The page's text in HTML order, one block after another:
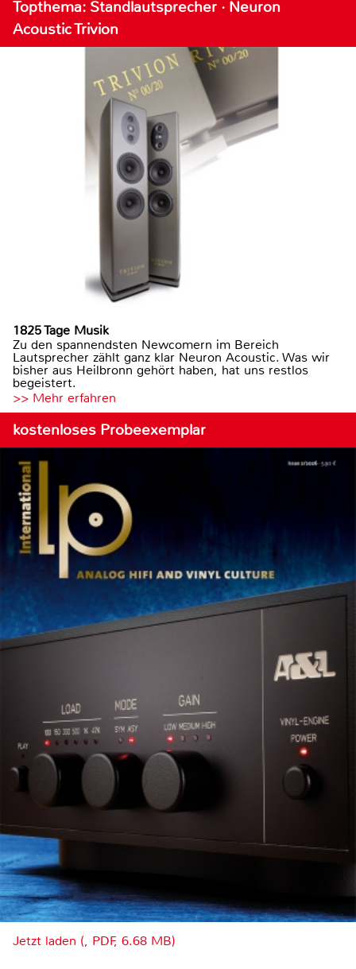
Topthema: Standlautsprecher · Neuron
Acoustic Trivion
1825 Tage Musik
Zu den spannendsten Newcomern im Bereich
Lautsprecher zählt ganz klar Neuron Acoustic. Was wir
bisher aus Heilbronn gehört haben, hat uns restlos
begeistert.
>> Mehr erfahren
kostenloses Probeexemplar
Jetzt laden (, PDF, 6.68 MB)